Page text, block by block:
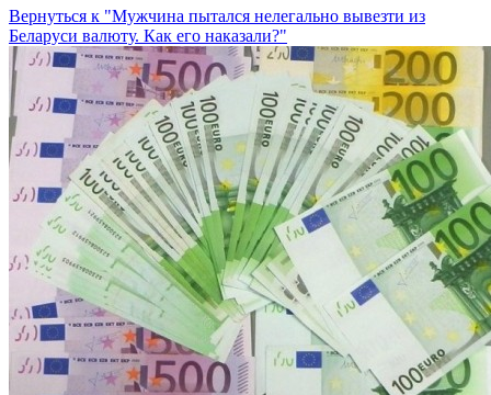
Вернуться к "Мужчина пытался нелегально вывезти из
Беларуси валюту. Как его наказали?"